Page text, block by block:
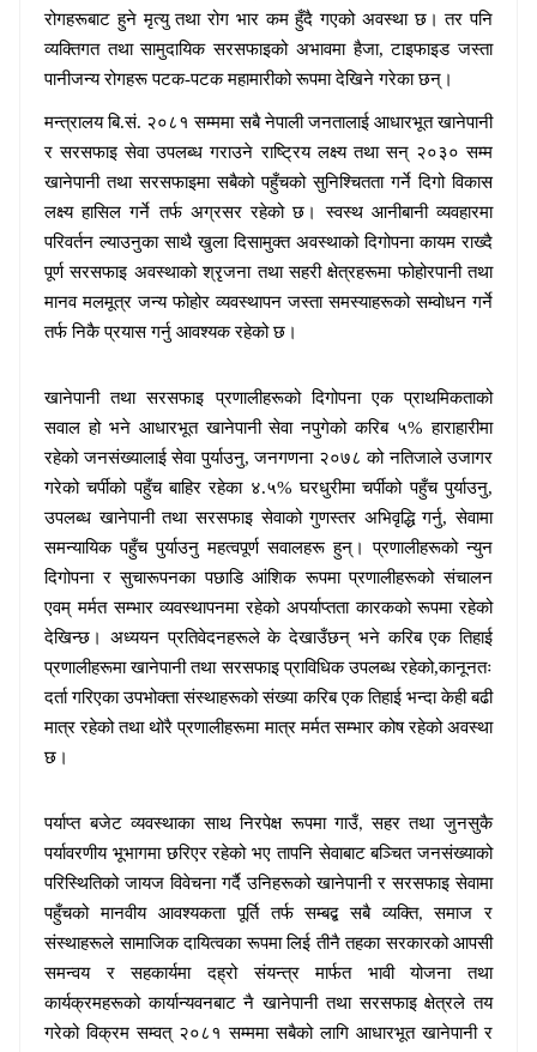
रोगहरूबाट हुने मृत्यु तथा रोग भार कम हुँदै गएको अवस्था छ। तर पनि
व्यक्तिगत तथा सामुदायिक सरसफाइको अभावमा हैजा, टाइफाइड जस्ता
पानीजन्य रोगहरू पटक-पटक महामारीको रूपमा देखिने गरेका छन्।
मन्त्रालय बि.सं. २०८१ सम्ममा सबै नेपाली जनतालाई आधारभूत खानेपानी
र सरसफाइ सेवा उपलब्ध गराउने राष्ट्रियलक्ष्यतथासन् २०३० सम्म
खानेपानी तथा सरसफाइमा सबैकोपहुँचको सुनिश्चितता गर्ने दिगो विकास
लक्ष्यहासिल गर्ने तर्फ अग्रसर रहेको छ। स्वस्थ आनीबानी व्यवहारमा
परिवर्तन ल्याउनुका साथै खुला दिसामुक्त अवस्थाको दिगोपना कायम राख्दै
पूर्ण सरसफाइ अवस्थाको श्रृजना तथा सहरी क्षेत्रहरूमा फोहोरपानी तथा
मानव मलमूत्र जन्य फोहोर व्यवस्थापन जस्ता समस्याहरूको सम्वोधन गर्ने
तर्फ निकै प्रयास गर्नु आवश्यक रहेको छ।
खानेपानी तथा सरसफाइ प्रणालीहरूको दिगोपना एक प्राथमिकताको
सवाल हो भने आधारभूत खानेपानी सेवा नपुगेको करिब ५% हाराहारीमा
रहेको जनसंख्यालाई सेवा पुर्याउनु, जनगणना २०७८ को नतिजाले उजागर
गरेको चर्पीको पहुँच बाहिर रहेका ४.५% घरधुरीमा चर्पीको पहुँच पुर्याउनु,
उपलब्ध खानेपानी तथा सरसफाइ सेवाको गुणस्तर अभिवृद्धि गर्नु, सेवामा
समन्यायिक पहुँच पुर्याउनु महत्वपूर्ण सवालहरू हुन्। प्रणालीहरूको न्युन
दिगोपना र सुचारूपनका पछाडि आंशिक रूपमा प्रणालीहरूको संचालन
एवम् मर्मत सम्भार व्यवस्थापनमा रहेको अपर्याप्तता कारकको रूपमा रहेको
देखिन्छ। अध्ययन प्रतिवेदनहरूले के देखाउँछन् भने करिब एक तिहाई
प्रणालीहरूमा खानेपानी तथा सरसफाइ प्राविधिक उपलब्ध रहेको,कानूनतः
दर्ता गरिएका उपभोक्ता संस्थाहरूको संख्या करिब एक तिहाई भन्दा केही बढी
मात्र रहेको तथा थोरै प्रणालीहरूमा मात्र मर्मत सम्भार कोष रहेको अवस्था
छ।
पर्याप्त बजेट व्यवस्थाका साथ निरपेक्ष रूपमा गाउँ,सहर तथा जुनसुकै
पर्यावरणीय भूभागमा छरिएर रहेको भए तापनि सेवाबाट बञ्चित जनसंख्याको
परिस्थितिको जायज विवेचना गर्दै उनिहरूको खानेपानी र सरसफाइ सेवामा
पहुँचको मानवीय आवश्यकता पूर्ति तर्फ सम्बद्ब सबै व्यक्ति,समाज र
संस्थाहरूले सामाजिक दायित्वका रूपमा लिई तीनै तहका सरकारको आपसी
समन्वय र सहकार्यमा दह्रो संयन्त्र मार्फत भावी योजना तथा
कार्यक्रमहरूको कार्यान्यवनबाट नै खानेपानी तथा सरसफाइ क्षेत्रले तय
गरेको विक्रम सम्वत् २०८१ सम्ममा सबैको लागि आधारभूत खानेपानी र